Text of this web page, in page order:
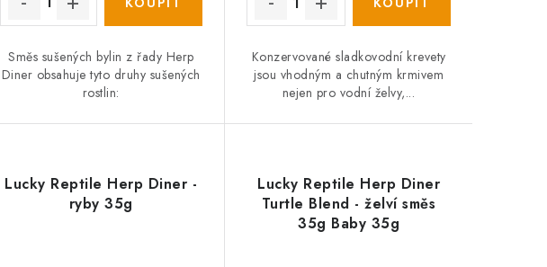
Směs sušených bylin z řady Herp
Diner obsahuje tyto druhy sušených
rostlin:
Konzervované sladkovodní krevety
jsou vhodným a chutným krmivem
nejen pro vodní želvy,...
Lucky Reptile Herp Diner -
ryby 35g
Lucky Reptile Herp Diner
Turtle Blend - želví směs
35g Baby 35g